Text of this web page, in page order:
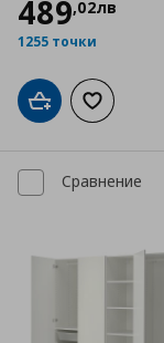
489,02лв
1255 точки
Добави вДобави
Сравнение